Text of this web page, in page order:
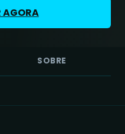
AGORA
SOBRE